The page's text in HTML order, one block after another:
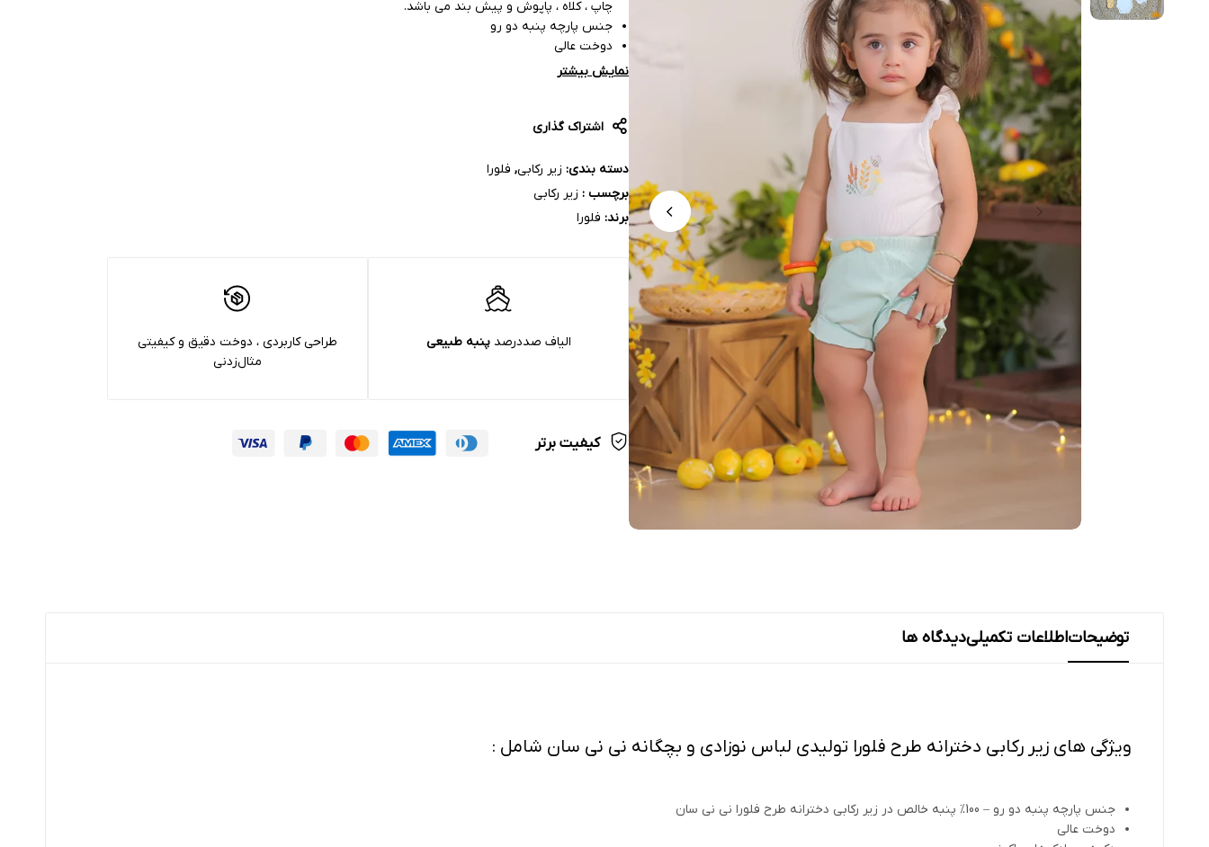
چاپ ، کلاه ، پاپوش و پیش بند می باشد.
جنس پارچه پنبه دو رو
دوخت عالی
نمایش بیشتر
اشتراک گذاری
دسته بندی: زیر رکابی, فلورا
برچسب : زیر رکابی
برند: فلورا
الیاف صددرصدپنبه‌ طبیعی
طراحی کاربردی ، دوخت دقیق و کیفیتی
مثال‌زدنی
کیفیت برتر
توضیحاتاطلاعات تکمیلیدیدگاه ها
ویژگی های زیر رکابی دخترانه طرح فلورا تولیدی لباس نوزادی و بچگانه نی نی سان شامل :
جنس پارچه پنبه دو رو – 100% پنبه خالص در زیر رکابی دخترانه طرح فلورا نی نی سان
دوخت عالی